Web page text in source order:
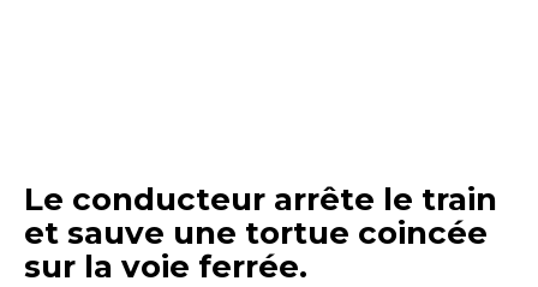
Le conducteur arrête le train
et sauve une tortue coincée
sur la voie ferrée.